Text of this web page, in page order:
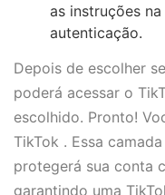
as instruções
autenticação.
Depois de escolher
poderá acessar o
escolhido. Pronto!
TikTok . Essa
protegerá sua conta
garantindo uma